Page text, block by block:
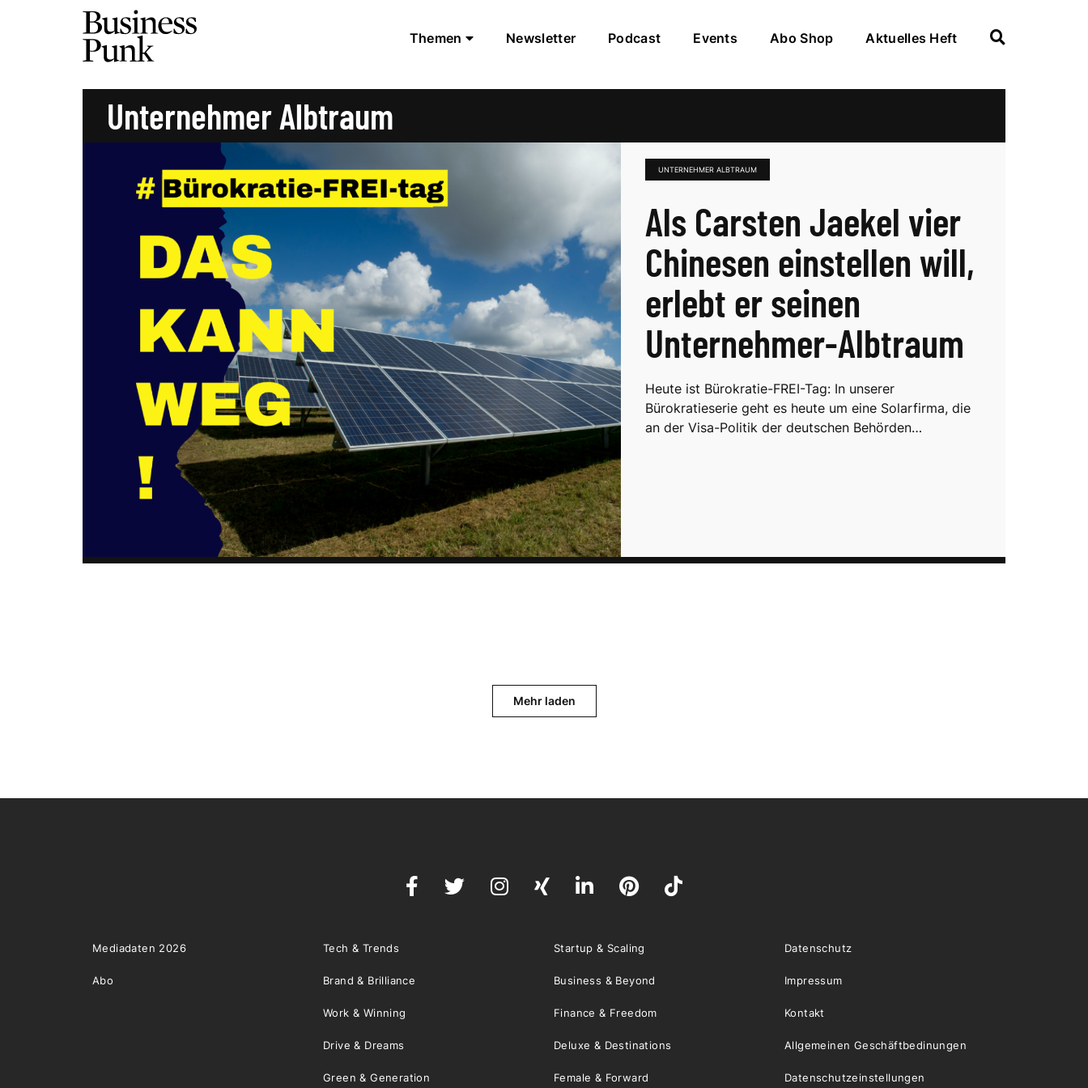
Themen Newsletter Podcast Events Abo Shop Aktuelles Heft
Unternehmer Albtraum
UNTERNEHMER ALBTRAUM
Als Carsten Jaekel vier
Chinesen einstellen will,
erlebt er seinen
Unternehmer-Albtraum
Heute ist Bürokratie-FREI-Tag: In unserer
Bürokratieserie geht es heute um eine Solarfirma, die
an der Visa-Politik der deutschen Behörden…
Mehr laden
Mediadaten 2026
Abo
Tech & Trends Startup & Scaling
Brand & Brilliance Business & Beyond
Work & Winning Finance & Freedom
Drive & Dreams Deluxe & Destinations
Green & Generation Female & Forward
Datenschutz
Impressum
Kontakt
Allgemeinen Geschäftbedinungen
Datenschutzeinstellungen